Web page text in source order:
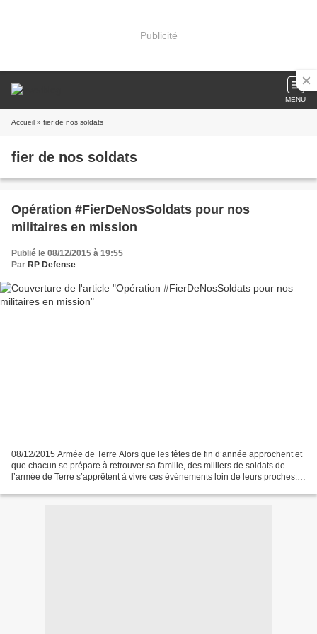
Publicité
MENU
Accueil » fier de nos soldats
fier de nos soldats
Opération #FierDeNosSoldats pour nos
militaires en mission
Publié le 08/12/2015 à 19:55
Par RP Defense
08/12/2015 Armée de Terre Alors que les fêtes de fin d’année approchent et
que chacun se prépare à retrouver sa famille, des milliers de soldats de
l’armée de Terre s’apprêtent à vivre ces événements loin de leurs proches.